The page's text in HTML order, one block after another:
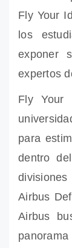
Fly Your
los
exponer
expertos
Fly Your
para
dentro
Airbus
Airbus